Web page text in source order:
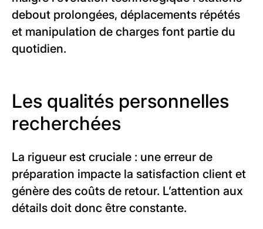
debout prolongées, déplacements répétés
et manipulation de charges font partie du
quotidien.
Les qualités personnelles
recherchées
La rigueur est cruciale : une erreur de
préparation impacte la satisfaction client et
génère des coûts de retour. L’attention aux
détails doit donc être constante.